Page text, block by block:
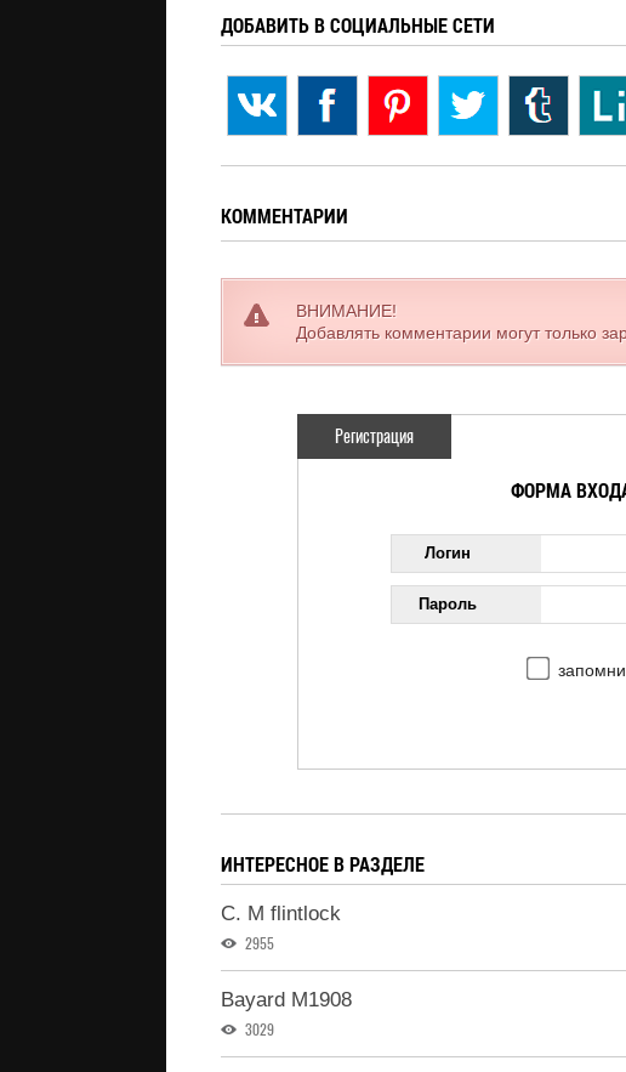
ДОБАВИТЬ В СОЦИАЛЬНЫЕ СЕТИ
КОММЕНТАРИИ
ВНИМАНИЕ!
Добавлять комментарии могут только
Регистрация
ФОРМА
Логин
Пароль
ИНТЕРЕСНОЕ В РАЗДЕЛЕ
C. M flintlock
2955
Bayard M1908
3029